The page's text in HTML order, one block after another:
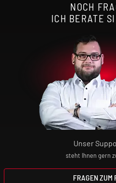
Zugverhalten: MTL - DL
Wechselbares Drip-Tip
Liquidkapazität: 2 ml
Befüllmechanismus:
NOCH
ICH BERATE
Unser
steht Ihnen gern
FRAGEN ZUM